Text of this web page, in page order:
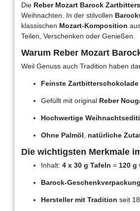
Die Reber Mozart Barock
Weihnachten. In der stilvollen
klassischen Mozart-Komposition
Teilen, Verschenken oder Genießen.
Warum Reber Mozart
Weil Genuss auch Tradition haben
Feinste Zartbitterschokolade
Gefüllt mit original Reber
Hochwertige
Ohne Palmöl natürliche
Die wichtigsten Merkmale
Inhalt: 4 x 30 g Tafeln = 120 g
Barock-Geschenkverpackung
Hersteller mit Tradition seit